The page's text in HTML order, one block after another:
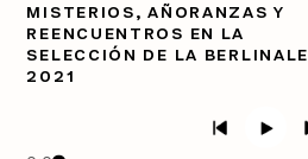
MISTERIOS, AÑORANZAS Y
REENCUENTROS EN LA
SELECCIÓN DE LA BERLINALE
2021
Semanario Gatopardo
En Qué Momento
Crecer en Distopía